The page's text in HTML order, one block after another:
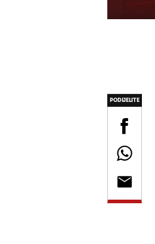
PODIJELITE